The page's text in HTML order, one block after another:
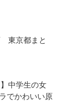
東京都まと
中学生の女
でかわいい原